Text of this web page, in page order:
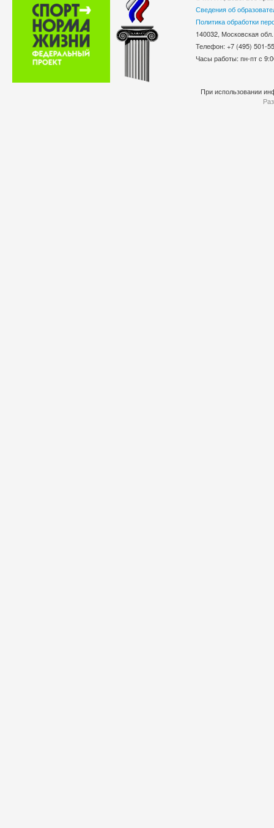
Сведения об
Политика обработки
140032, Московская
Телефон: +7 (495)
Часы работы: пн-пт с
При использовании